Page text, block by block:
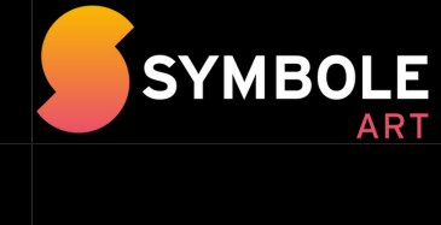
Panneau de gestion des cookies